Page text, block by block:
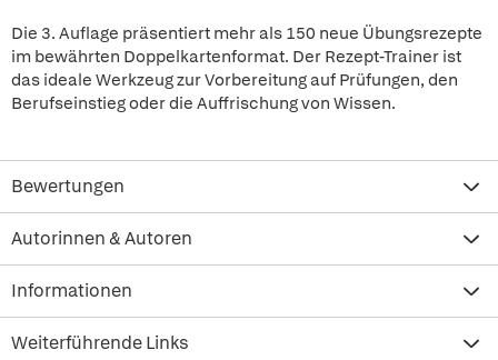
Die 3. Auflage präsentiert mehr als 150 neue Übungsrezepte
im bewährten Doppelkartenformat. Der Rezept-Trainer ist
das ideale Werkzeug zur Vorbereitung auf Prüfungen, den
Berufseinstieg oder die Auffrischung von Wissen.
Bewertungen
Autorinnen & Autoren
Informationen
Weiterführende Links